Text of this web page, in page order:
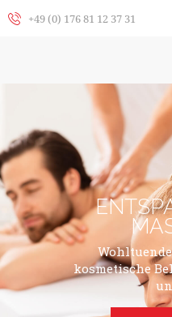
+49 (0) 176 81 12 37 31
kosmetische